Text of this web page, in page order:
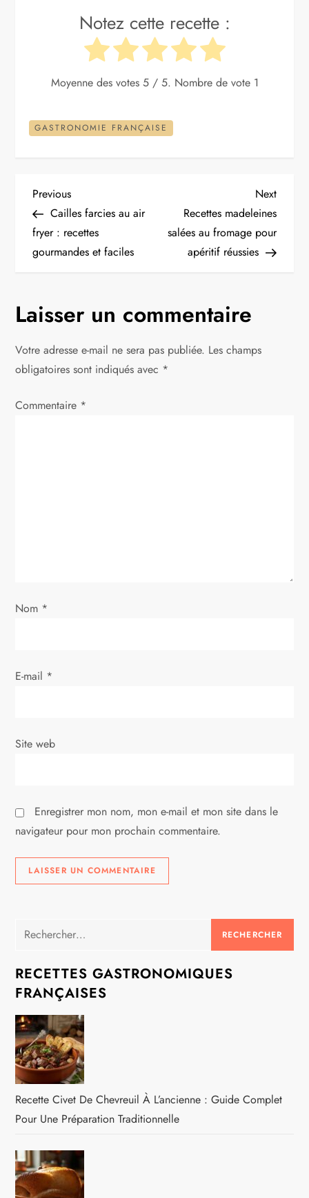
Notez cette recette :
Moyenne des votes 5/ 5. Nombre de vote 1
GASTRONOMIE FRANÇAISE
N
a
v
g
a
t
’
r
i
l
e
Previous
Post
Previous
Cailles farcies au air
fryer : recettes
gourmandes et faciles
Next
Post
Next
Recettes madeleines
salées au fromage pour
apéritif réussies
Laisser un commentaire
Votre adresse e-mail ne sera pas publiée. Les champs
obligatoires sont indiqués avec *
Commentaire *
Nom *
E-mail *
Site web
Enregistrer mon nom, mon e-mail et mon site dans le
navigateur pour mon prochain commentaire.
Rechercher :
RECETTES GASTRONOMIQUES
FRANÇAISES
Recette Civet De Chevreuil À L’ancienne : Guide Complet
Pour Une Préparation Traditionnelle